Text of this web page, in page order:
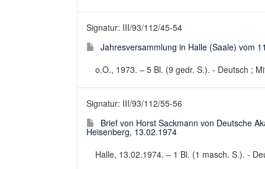
Signatur: III/93/112/45-54
Jahresversammlung in Halle (Saale) vom
o.O., 1973. – 5 Bl. (9 gedr. S.). - Deutsch ;
Signatur: III/93/112/55-56
Brief von Horst Sackmann von Deutsche
Heisenberg, 13.02.1974
Halle, 13.02.1974. – 1 Bl. (1 masch. S.). -